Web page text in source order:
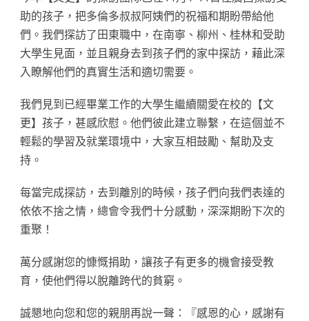
助的孩子，把多倫多叔叔阿姨們的祝福和期盼帶給他
們。我們探訪了田東職中，在南寧、柳州、桂林和受助
大學生見面，並且親身去到孩子們的家中探訪，藉此深
入瞭解他們的真實生活和適切需要。
我們見到已經畢業工作的大學生繼續關愛在校的【文
更】孩子，甚感欣慰。他們彼此建立聯繫，在這個並不
輕鬆的學習及就業環境中，大家互相鼓勵、幫助及支
持。
每當完成探訪，去到離別的時候，孩子們向我們表達的
依依不捨之情，總會令我們十分感動，深深期盼下次的
重聚！
萬分感謝您的慷慨捐助，讓孩子有更多的機會接受教
育，使他們得以脫離跨代的貧窮。
誠懇地向您和您的親朋再說一聲：『感恩的心，感謝有